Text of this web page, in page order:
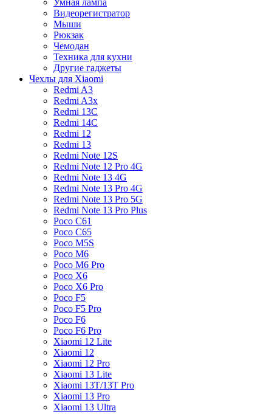
Умная лампа
Видеорегистратор
Мыши
Рюкзак
Чемодан
Техника для кухни
Другие гаджеты
Чехлы для Xiaomi
Redmi A3
Redmi A3x
Redmi 13C
Redmi 14C
Redmi 12
Redmi 13
Redmi Note 12S
Redmi Note 12 Pro 4G
Redmi Note 13 4G
Redmi Note 13 Pro 4G
Redmi Note 13 Pro 5G
Redmi Note 13 Pro Plus
Poco C61
Poco C65
Poco M5S
Poco M6
Poco M6 Pro
Poco X6
Poco X6 Pro
Poco F5
Poco F5 Pro
Poco F6
Poco F6 Pro
Xiaomi 12 Lite
Xiaomi 12
Xiaomi 12 Pro
Xiaomi 13 Lite
Xiaomi 13T/13T Pro
Xiaomi 13 Pro
Xiaomi 13 Ultra